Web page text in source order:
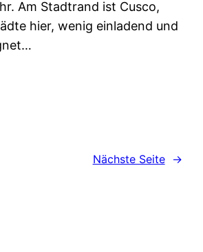
Am Stadtrand ist Cusco,
hier, wenig einladend und
Nächste Seite →